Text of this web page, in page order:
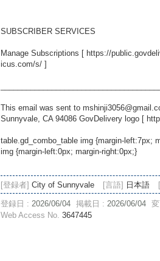
SUBSCRIBER SERVICES
Manage Subscriptions [ https://
icus.com/s/ ]
This email was sent to
Sunnyvale, CA 94086 GovDelivery logo [
table.gd_combo_table img {margin-left:7px;
img {margin-left:0px; margin-right:0px;}
[登録者] City of Sunnyvale [言語] 日本語
登録日 : 2026/06/04 掲載日 : 2026/06/04
Web Access No. 3647445